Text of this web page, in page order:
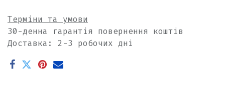
Терміни та умови
30-денна гарантія повернення коштів
Доставка: 2-3 робочих дні